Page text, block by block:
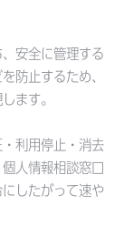
安全に管理する
防止するため、
ます。
利用停止・消去
人情報相談窓口
したがって速や